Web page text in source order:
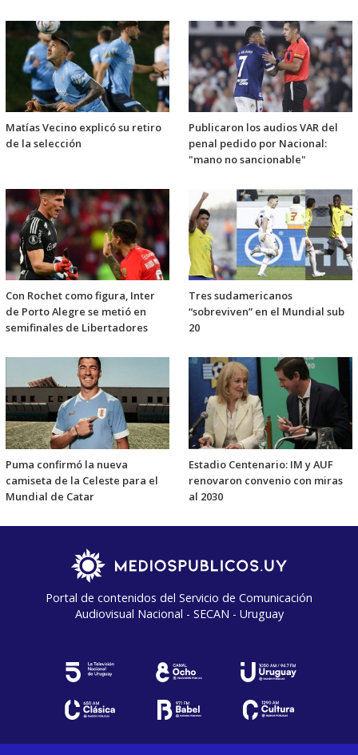
Matías Vecino explicó su retiro
de la selección
Publicaron los audios VAR del
penal pedido por Nacional:
"mano no sancionable"
Con Rochet como figura, Inter
de Porto Alegre se metió en
semifinales de Libertadores
Tres sudamericanos
“sobreviven” en el Mundial sub
20
Puma confirmó la nueva
camiseta de la Celeste para el
Mundial de Catar
Estadio Centenario: IM y AUF
renovaron convenio con miras
al 2030
Portal de contenidos del Servicio de Comunicación
Audiovisual Nacional - SECAN - Uruguay